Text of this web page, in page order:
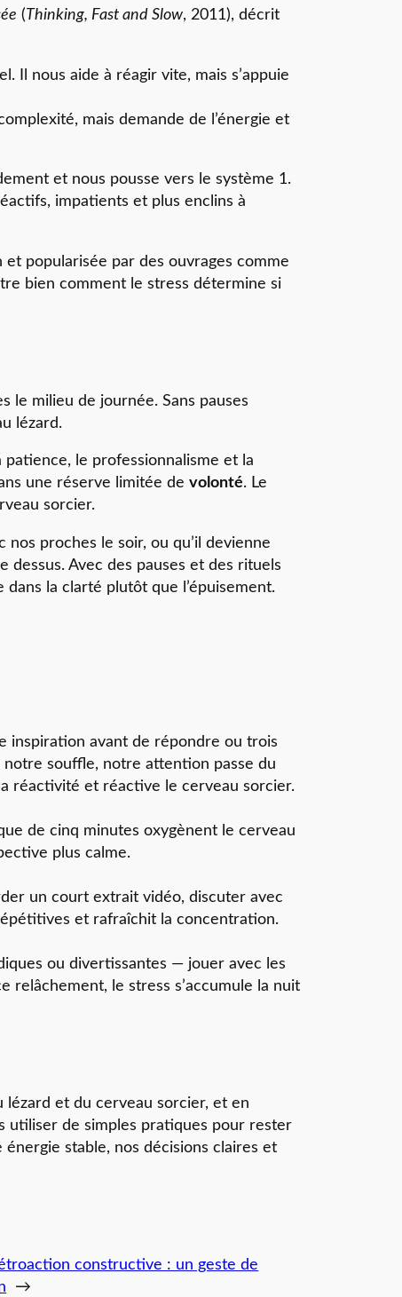
(Thinking, Fast and Slow, 2011), décrit
Il nous aide à réagir vite, mais s’appuie
mais demande de l’énergie et
et nous pousse vers le système 1.
impatients et plus enclins à
popularisée par des ouvrages comme
bien comment le stress détermine si
le milieu de journée. Sans pauses
lézard.
le professionnalisme et la
une réserve limitée de volonté. Le
sorcier.
proches le soir, ou qu’il devienne
Avec des pauses et des rituels
la clarté plutôt que l’épuisement.
inspiration avant de répondre ou trois
notre souffle, notre attention passe du
réactivité et réactive le cerveau sorcier.
de cinq minutes oxygènent le cerveau
plus calme.
un court extrait vidéo, discuter avec
et rafraîchit la concentration.
ou divertissantes — jouer avec les
le stress s’accumule la nuit
lézard et du cerveau sorcier, et en
utiliser de simples pratiques pour rester
stable, nos décisions claires et
constructive : un geste de
→